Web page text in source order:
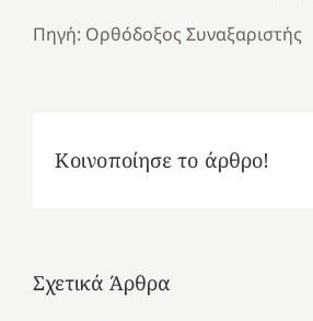
Πηγή: Ορθόδοξος Συναξαριστής
Κοινοποίησε το άρθρο!
Σχετικά Άρθρα